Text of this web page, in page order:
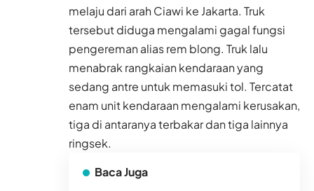
melaju dari arah Ciawi ke Jakarta. Truk
tersebut diduga mengalami gagal fungsi
pengereman alias rem blong. Truk lalu
menabrak rangkaian kendaraan yang
sedang antre untuk memasuki tol. Tercatat
enam unit kendaraan mengalami kerusakan,
tiga di antaranya terbakar dan tiga lainnya
ringsek.
Baca Juga